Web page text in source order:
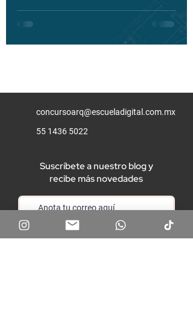
concursoarq@escueladigital.com.mx
55 1436 5022
Suscríbete a nuestro blog y
recibe más novedades